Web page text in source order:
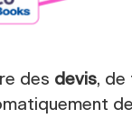
des devis, de